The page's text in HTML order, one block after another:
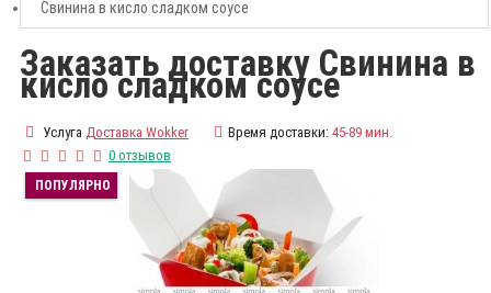
Свинина в кисло сладком соусе
Заказать доставку Свинина в
кисло сладком соусе
Услуга Доставка Wokker Время доставки: 45-89 мин.
0 отзывов
ПОПУЛЯРНО